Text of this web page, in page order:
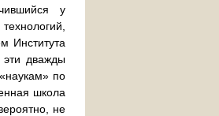
у
Института
эти дважды
по
школа
не